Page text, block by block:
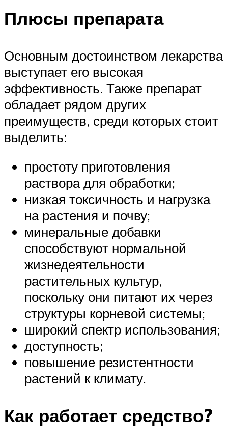
Плюсы препарата
Основным достоинством лекарства
выступает его высокая
эффективность. Также препарат
обладает рядом других
преимуществ, среди которых стоит
выделить:
простоту приготовления
раствора для обработки;
низкая токсичность и нагрузка
на растения и почву;
минеральные добавки
способствуют нормальной
жизнедеятельности
растительных культур,
поскольку они питают их через
структуры корневой системы;
широкий спектр использования;
доступность;
повышение резистентности
растений к климату.
Как работает средство?